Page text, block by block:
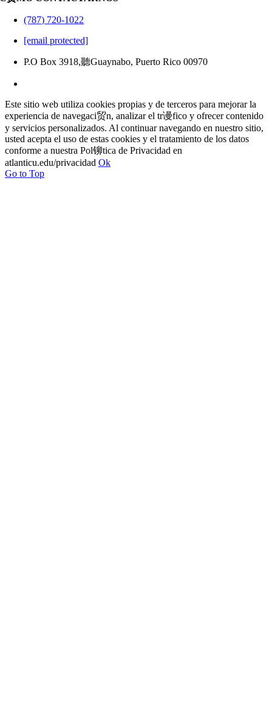
(787) 720-1022
[email protected]
P.O Box 3918,聽Guaynabo, Puerto Rico 00970
Este sitio web utiliza cookies propias y de terceros para mejorar la
experiencia de navegaci贸n, analizar el tr谩fico y ofrecer contenido
y servicios personalizados. Al continuar navegando en nuestro sitio,
usted acepta el uso de estas cookies y el tratamiento de los datos
conforme a nuestra Pol铆tica de Privacidad en
atlanticu.edu/privacidad Ok
Go to Top